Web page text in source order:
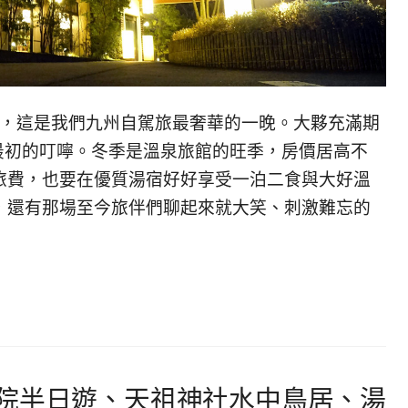
這是我們九州自駕旅最奢華的一晚。大夥充滿期
的叮嚀。冬季是溫泉旅館的旺季，房價居高不
，也要在優質湯宿好好享受一泊二食與大好溫
有那場至今旅伴們聊起來就大笑、刺激難忘的
半日遊、天祖神社水中鳥居、湯